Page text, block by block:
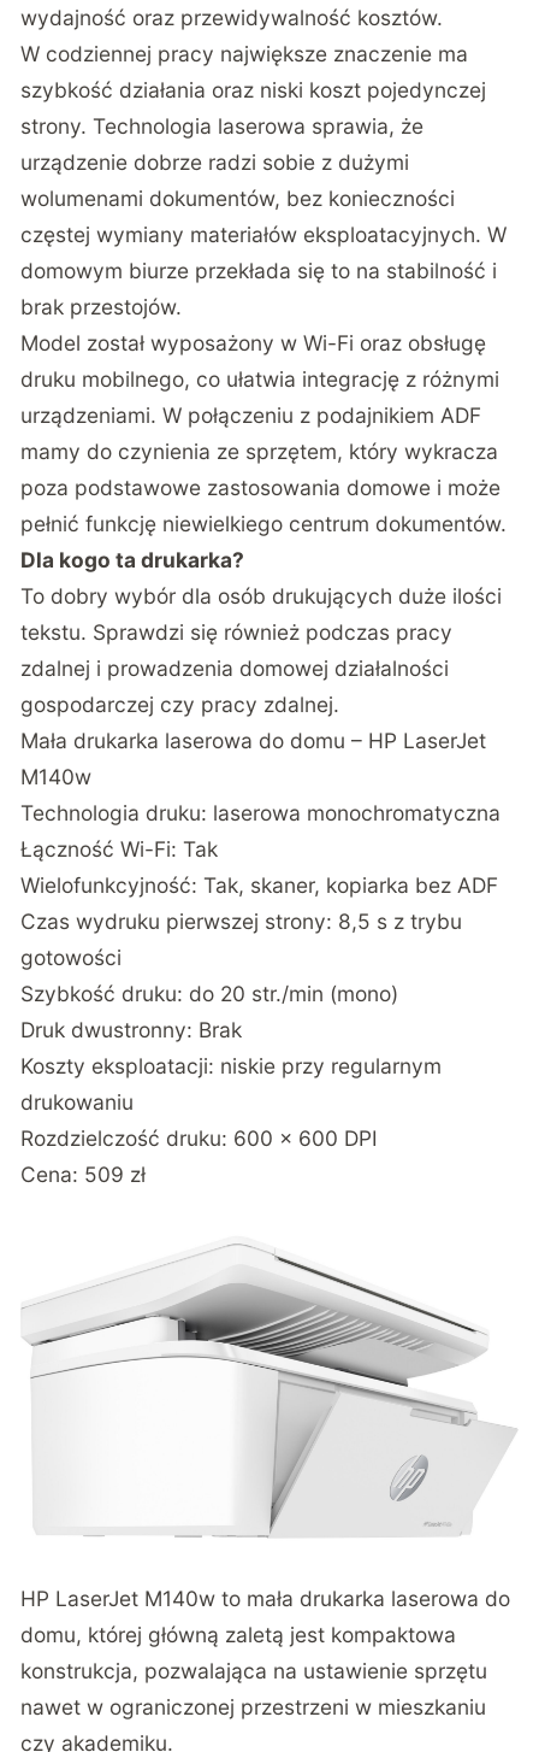
wydajność oraz przewidywalność kosztów.
W codziennej pracy największe znaczenie ma
szybkość działania oraz niski koszt pojedynczej
strony. Technologia laserowa sprawia, że
urządzenie dobrze radzi sobie z dużymi
wolumenami dokumentów, bez konieczności
częstej wymiany materiałów eksploatacyjnych. W
domowym biurze przekłada się to na stabilność i
brak przestojów.
Model został wyposażony w Wi-Fi oraz obsługę
druku mobilnego, co ułatwia integrację z różnymi
urządzeniami. W połączeniu z podajnikiem ADF
mamy do czynienia ze sprzętem, który wykracza
poza podstawowe zastosowania domowe i może
pełnić funkcję niewielkiego centrum dokumentów.
Dla kogo ta drukarka?
To dobry wybór dla osób drukujących duże ilości
tekstu. Sprawdzi się również podczas pracy
zdalnej i prowadzenia domowej działalności
gospodarczej czy pracy zdalnej.
Mała drukarka laserowa do domu – HP LaserJet
M140w
Technologia druku: laserowa monochromatyczna
Łączność Wi-Fi: Tak
Wielofunkcyjność: Tak, skaner, kopiarka bez ADF
Czas wydruku pierwszej strony: 8,5 s z trybu
gotowości
Szybkość druku: do 20 str./min (mono)
Druk dwustronny: Brak
Koszty eksploatacji: niskie przy regularnym
drukowaniu
Rozdzielczość druku: 600 × 600 DPI
Cena: 509 zł
HP LaserJet M140w to mała drukarka laserowa do
domu, której główną zaletą jest kompaktowa
konstrukcja, pozwalająca na ustawienie sprzętu
nawet w ograniczonej przestrzeni w mieszkaniu
czy akademiku.